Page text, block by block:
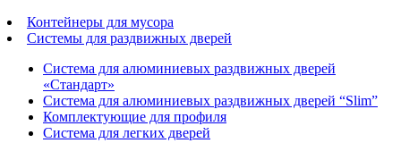
Контейнеры для мусора
Системы для раздвижных дверей
Система для алюминиевых раздвижных дверей
«Стандарт»
Система для алюминиевых раздвижных дверей “Slim”
Комплектующие для профиля
Система для легких дверей